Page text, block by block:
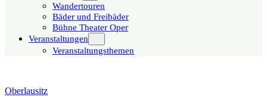
Wandertouren
Bäder und Freibäder
Bühne Theater Oper
Veranstaltungen
Veranstaltungsthemen
Oberlausitz